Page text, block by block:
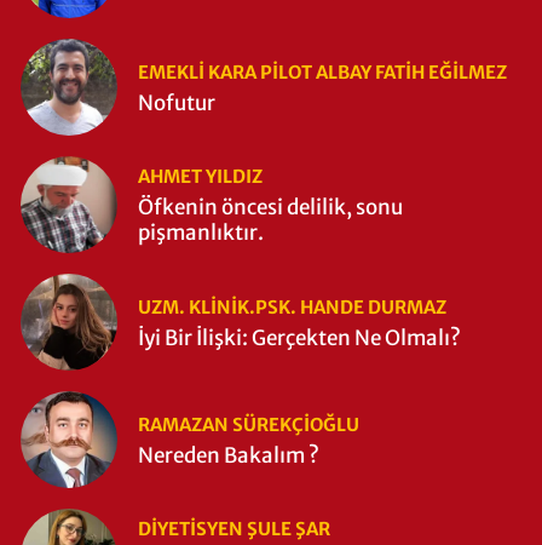
EMEKLI KARA PILOT ALBAY FATIH EĞİLMEZ
Nofutur
AHMET YILDIZ
Öfkenin öncesi delilik, sonu
pişmanlıktır.
UZM. KLINIK.PSK. HANDE DURMAZ
İyi Bir İlişki: Gerçekten Ne Olmalı?
RAMAZAN SÜREKÇIOĞLU
Nereden Bakalım ?
DIYETISYEN ŞULE ŞAR